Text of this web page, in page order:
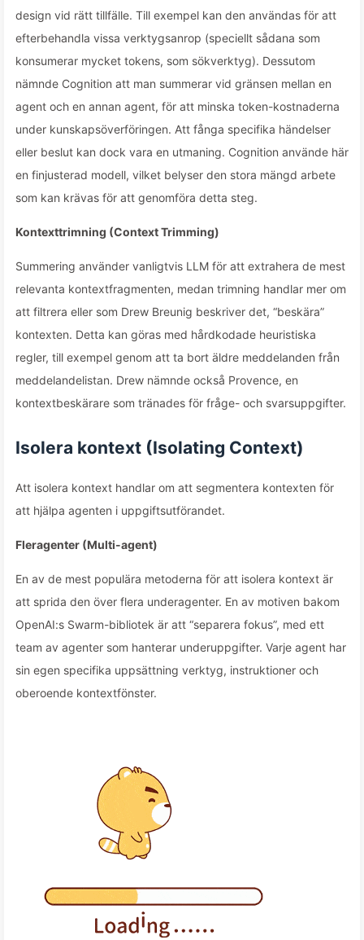
design vid rätt tillfälle. Till exempel kan den användas för att
efterbehandla vissa verktygsanrop (speciellt sådana som
konsumerar mycket tokens, som sökverktyg). Dessutom
nämnde Cognition att man summerar vid gränsen mellan en
agent och en annan agent, för att minska token-kostnaderna
under kunskapsöverföringen. Att fånga specifika händelser
eller beslut kan dock vara en utmaning. Cognition använde här
en finjusterad modell, vilket belyser den stora mängd arbete
som kan krävas för att genomföra detta steg.
Kontexttrimning (Context Trimming)
Summering använder vanligtvis LLM för att extrahera de mest
relevanta kontextfragmenten, medan trimning handlar mer om
att filtrera eller som Drew Breunig beskriver det, “beskära”
kontexten. Detta kan göras med hårdkodade heuristiska
regler, till exempel genom att ta bort äldre meddelanden från
meddelandelistan. Drew nämnde också Provence, en
kontextbeskärare som tränades för fråge- och svarsuppgifter.
Isolera kontext (Isolating Context)
Att isolera kontext handlar om att segmentera kontexten för
att hjälpa agenten i uppgiftsutförandet.
Fleragenter (Multi-agent)
En av de mest populära metoderna för att isolera kontext är
att sprida den över flera underagenter. En av motiven bakom
OpenAI:s Swarm-bibliotek är att “separera fokus”, med ett
team av agenter som hanterar underuppgifter. Varje agent har
sin egen specifika uppsättning verktyg, instruktioner och
oberoende kontextfönster.